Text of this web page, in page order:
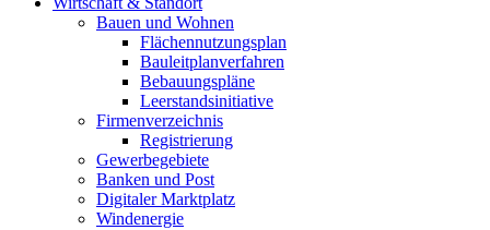
Bauen und Wohnen
Flächennutzungsplan
Bauleitplanverfahren
Bebauungspläne
Leerstandsinitiative
Firmenverzeichnis
Registrierung
Gewerbegebiete
Banken und Post
Digitaler Marktplatz
Windenergie